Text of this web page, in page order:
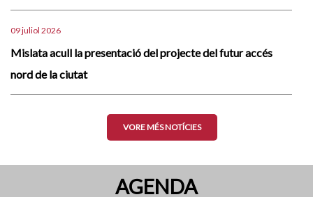
09 juliol 2026
Mislata acull la presentació del projecte del futur accés
nord de la ciutat
VORE MÉS NOTÍCIES
AGENDA